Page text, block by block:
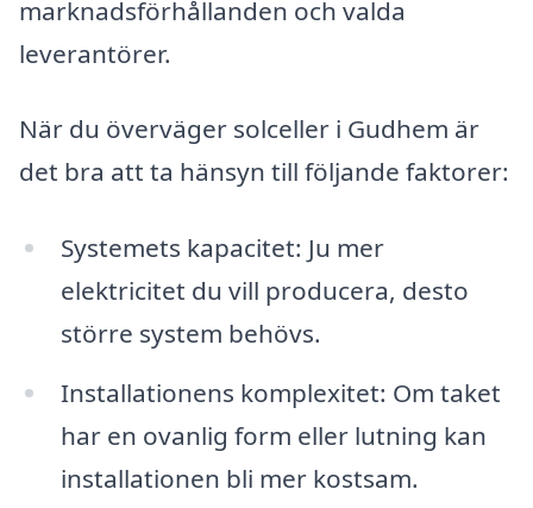
marknadsförhållanden och valda
leverantörer.
När du överväger solceller i Gudhem är
det bra att ta hänsyn till följande faktorer:
Systemets kapacitet: Ju mer
elektricitet du vill producera, desto
större system behövs.
Installationens komplexitet: Om taket
har en ovanlig form eller lutning kan
installationen bli mer kostsam.